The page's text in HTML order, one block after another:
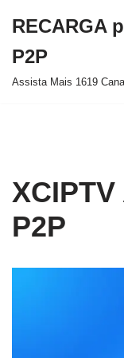
para
o
RECARGA
P2P
Assista Mais 1619
P2P